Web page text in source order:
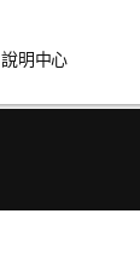
說明中心